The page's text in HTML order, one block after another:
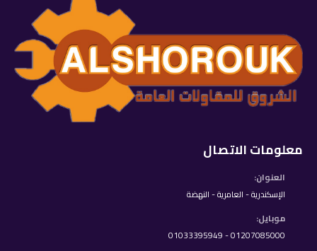
معلومات الاتصال
العنوان:
الإسكندرية - العامرية - النهضة
موبايل:
01207085000 - 01033395949